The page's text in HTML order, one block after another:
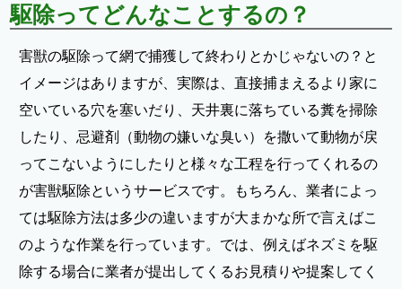
駆除ってどんなことするの？
害獣の駆除って網で捕獲して終わりとかじゃないの？と
イメージはありますが、実際は、直接捕まえるより家に
空いている穴を塞いだり、天井裏に落ちている糞を掃除
したり、忌避剤（動物の嫌いな臭い）を撒いて動物が戻
ってこないようにしたりと様々な工程を行ってくれるの
が害獣駆除というサービスです。もちろん、業者によっ
ては駆除方法は多少の違いますが大まかな所で言えばこ
のような作業を行っています。では、例えばネズミを駆
除する場合に業者が提出してくるお見積りや提案してく